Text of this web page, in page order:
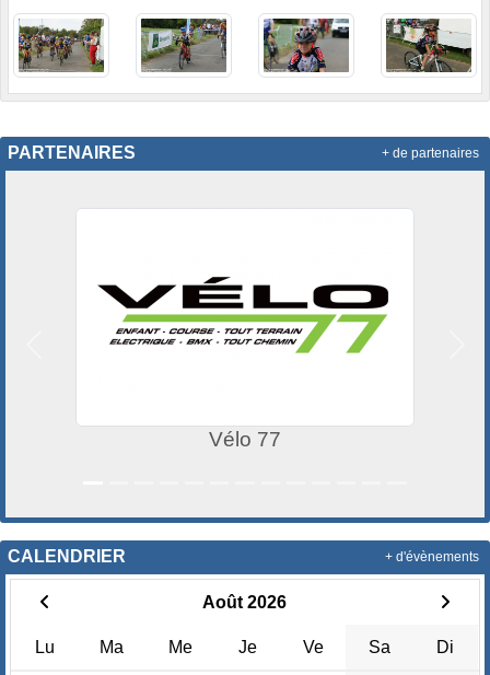
PARTENAIRES
Vélo 77
+ de partenaires
CALENDRIER
Août 2026
Lu Ma Me Je Ve Sa Di
+ d'évènements